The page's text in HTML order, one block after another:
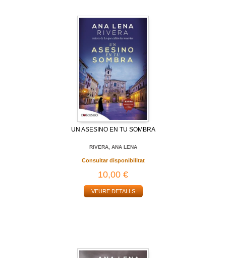
UN ASESINO EN TU SOMBRA
RIVERA, ANA LENA
Consultar disponibilitat
10,00 €
VEURE DETALLS